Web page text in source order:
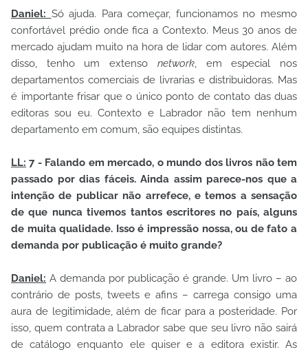
Daniel: Só ajuda. Para começar, funcionamos no mesmo
confortável prédio onde fica a Contexto. Meus 30 anos de
mercado ajudam muito na hora de lidar com autores. Além
disso, tenho um extenso network, em especial nos
departamentos comerciais de livrarias e distribuidoras. Mas
é importante frisar que o único ponto de contato das duas
editoras sou eu. Contexto e Labrador não tem nenhum
departamento em comum, são equipes distintas.
LL: 7 - Falando em mercado, o mundo dos livros não tem
passado por dias fáceis. Ainda assim parece-nos que a
intenção de publicar não arrefece, e temos a sensação
de que nunca tivemos tantos escritores no país, alguns
de muita qualidade. Isso é impressão nossa, ou de fato a
demanda por publicação é muito grande?
Daniel: A demanda por publicação é grande. Um livro – ao
contrário de posts, tweets e afins – carrega consigo uma
aura de legitimidade, além de ficar para a posteridade. Por
isso, quem contrata a Labrador sabe que seu livro não sairá
de catálogo enquanto ele quiser e a editora existir. As